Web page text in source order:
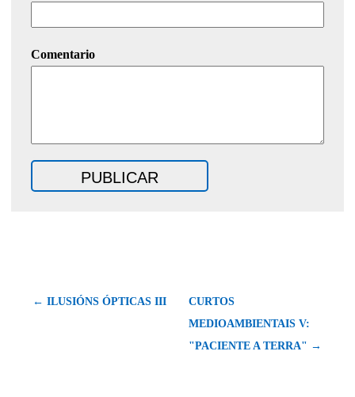
Comentario
← ILUSIÓNS ÓPTICAS III
CURTOS
MEDIOAMBIENTAIS V:
"PACIENTE A TERRA" →